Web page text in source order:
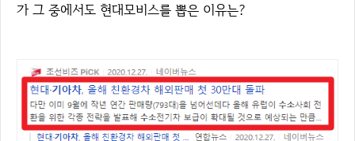
가 그 중에서도 현대모비스를 뽑은 이유는?